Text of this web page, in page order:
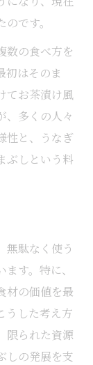
です。
数の食べ方を
初はそのま
てお茶漬け風
、多くの人々
性と、うなぎ
ぶしという料
無駄なく使う
す。特に、
材の価値を最
うした考え方
限られた資源
しの発展を支